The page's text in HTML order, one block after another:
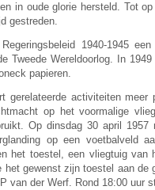
in oude glorie herstel d. Tot
gestreden.
1940-1945
Tweede Wereldoorlog. In
papieren.
gerelateerde activiteiten
op het voormalige
Op dinsdag 30 april
op een voetbalveld
het toestel, een vliegtuig
het gewenst zijn toestel aan
van der Werf. Rond 18:00 uur